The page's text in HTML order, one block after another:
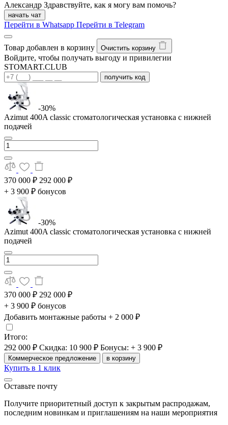
Александр Здравствуйте, как я могу вам помочь?
начать чат
Перейти в Whatsapp Перейти в Telegram
Товар добавлен в корзину Очистить корзину
Войдите, чтобы получать выгоду и привилегии
STOMART.CLUB
получить код
-30%
Azimut 400A classic стоматологическая установка с нижней
подачей
370 000 ₽ 292 000 ₽
+ 3 900 ₽ бонусов
-30%
Azimut 400A classic стоматологическая установка с нижней
подачей
370 000 ₽ 292 000 ₽
+ 3 900 ₽ бонусов
Добавить монтажные работы + 2 000 ₽
Итого:
292 000 ₽ Скидка: 10 900 ₽ Бонусы: + 3 900 ₽
Коммерческое предложение в корзину
Купить в 1 клик
Оставьте почту
Получите приоритетный доступ к закрытым распродажам,
последним новинкам и приглашениям на наши мероприятия